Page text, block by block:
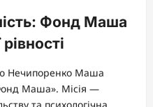
Фонд Маша
Нечипоренко Маша
Маша». Місія —
та психологічна